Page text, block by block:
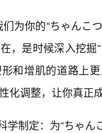
为你的“ちゃんこ
，是时候深入挖
和增肌的道路上
化调整，让你真正
学制定：为“ちゃん